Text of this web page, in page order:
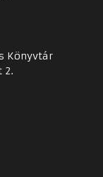
Könyvtár
2.